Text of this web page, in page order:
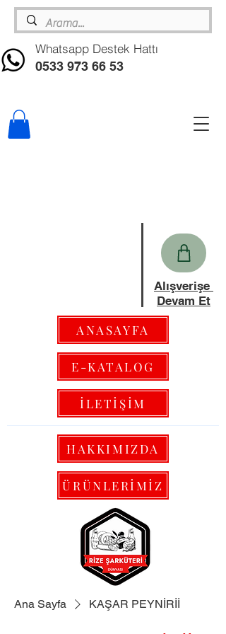
Alışverişe
Devam Et
Whatsapp Destek Hattı
0533 973 66 53
HAKKIMIZDA
ÜRÜNLERİMİZ
ANASAYFA
E-KATALOG
İLETİŞİM
Ana Sayfa KAŞAR PEYNİRİİ